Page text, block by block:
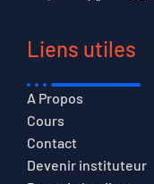
Liens utiles
A Propos
Cours
Contact
Devenir instituteur